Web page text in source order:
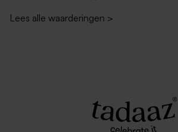
puntklep in gerecycleerd
met puntklep
Lees alle waarderingen >